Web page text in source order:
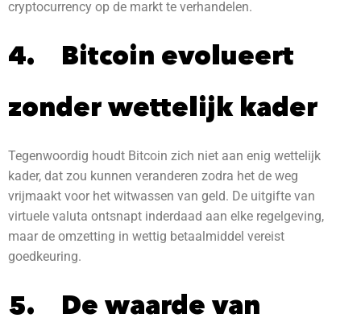
cryptocurrency op de markt te verhandelen.
4. Bitcoin evolueert
zonder wettelijk kader
Tegenwoordig houdt Bitcoin zich niet aan enig wettelijk
kader, dat zou kunnen veranderen zodra het de weg
vrijmaakt voor het witwassen van geld. De uitgifte van
virtuele valuta ontsnapt inderdaad aan elke regelgeving,
maar de omzetting in wettig betaalmiddel vereist
goedkeuring.
5. De waarde van